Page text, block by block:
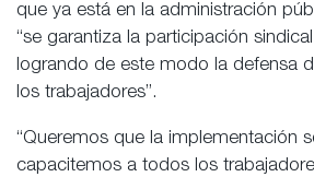
que ya está en la administración
“se garantiza la participación
logrando de este modo la defensa
los trabajadores”.
“Queremos que la implementación
capacitemos a todos los